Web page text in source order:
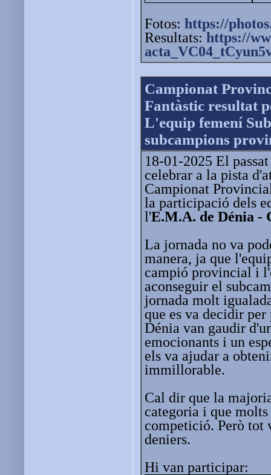
Fotos: https://
Resultats: https://
Campionat
Fantàstic resultat
L'equip femení
subcampions
18-01-2025 El
celebrar a la pista
Campionat
la participació dels
l'E.M.A. de Dénia -
La jornada no va
manera, ja que
campió provincial i
aconseguir el
jornada molt
que es va decidir
Dénia van gaudir
emocionants i un
els va ajudar a
immillorable.
Cal dir que la
categoria i que
competició. Però tot
deniers.
Hi van participar: